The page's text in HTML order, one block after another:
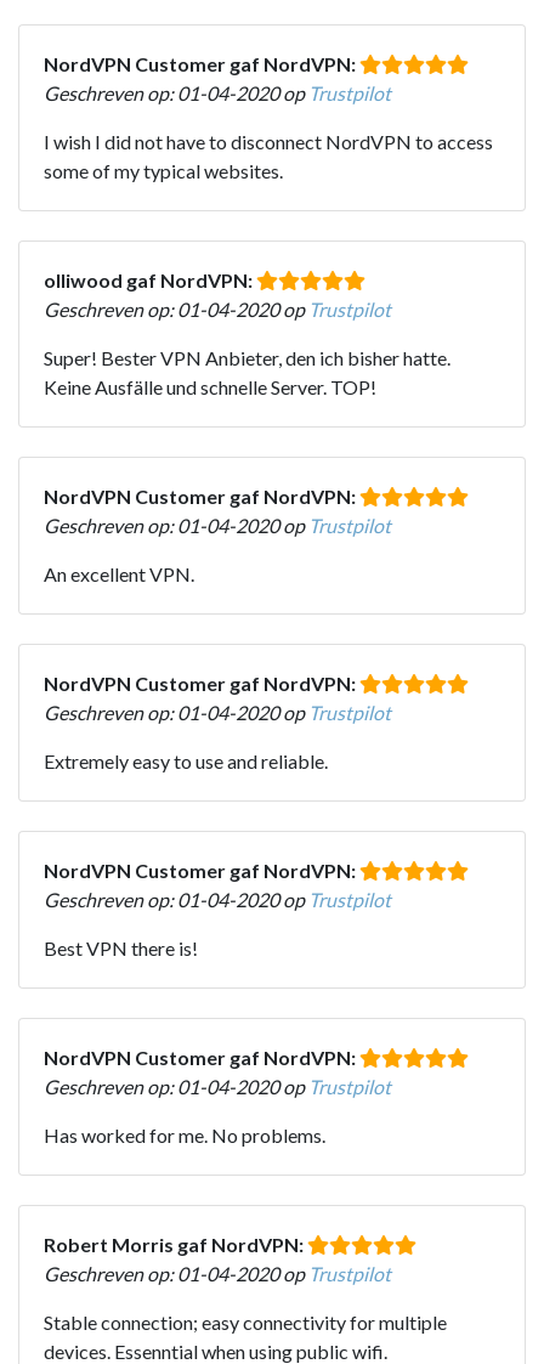
NordVPN Customer gaf NordVPN:
Geschreven op: 01-04-2020 op Trustpilot
I wish I did not have to disconnect NordVPN to access
some of my typical websites.
olliwood gaf NordVPN:
Geschreven op: 01-04-2020 op Trustpilot
Super! Bester VPN Anbieter, den ich bisher hatte.
Keine Ausfälle und schnelle Server. TOP!
NordVPN Customer gaf NordVPN:
Geschreven op: 01-04-2020 op Trustpilot
An excellent VPN.
NordVPN Customer gaf NordVPN:
Geschreven op: 01-04-2020 op Trustpilot
Extremely easy to use and reliable.
NordVPN Customer gaf NordVPN:
Geschreven op: 01-04-2020 op Trustpilot
Best VPN there is!
NordVPN Customer gaf NordVPN:
Geschreven op: 01-04-2020 op Trustpilot
Has worked for me. No problems.
Robert Morris gaf NordVPN:
Geschreven op: 01-04-2020 op Trustpilot
Stable connection; easy connectivity for multiple
devices. Essenntial when using public wifi.